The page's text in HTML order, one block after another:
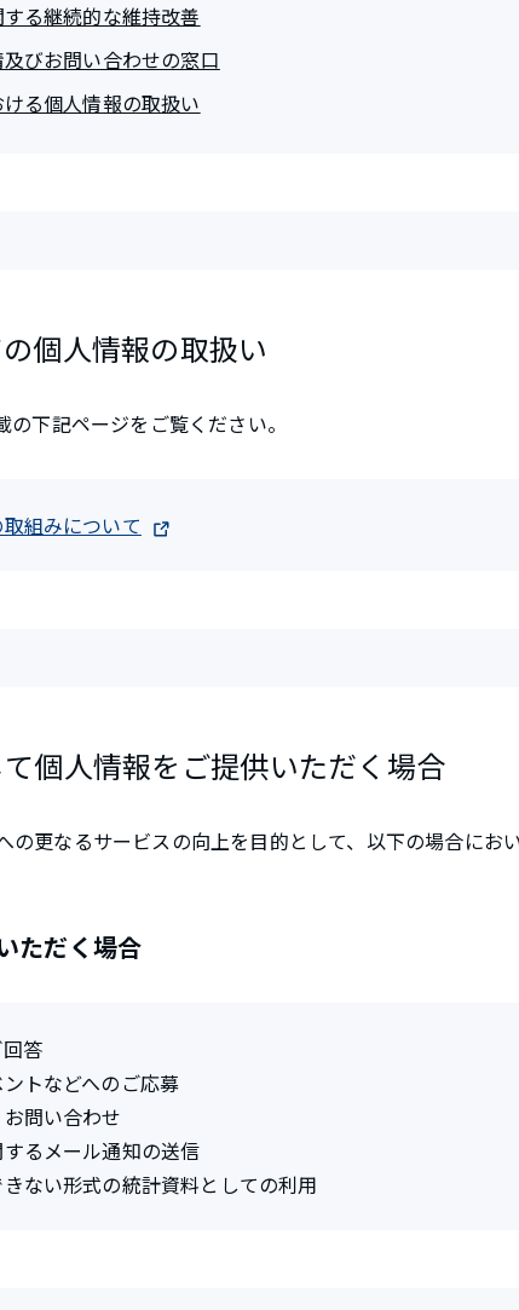
る継続的な維持改善
びお問い合わせの窓口
る個人情報の取扱い
個人情報の取扱い
下記ページをご覧ください。
組みについて
個人情報をご提供いただく場合
の更なるサービスの向上を目的として、以下の場合にお
ただく場合
答
トなどへのご応募
問い合わせ
るメール通知の送信
ない形式の統計資料としての利用